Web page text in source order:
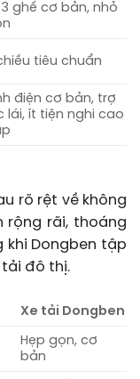
ghế cơ bản, nhỏ
tiêu chuẩn
điện cơ bản, trợ
lái, ít tiện nghi cao
rõ rệt về không
rộng rãi, thoáng
Dongben tập
tải đô thị.
Xe tải Dongben
Hẹp gọn, cơ
bản